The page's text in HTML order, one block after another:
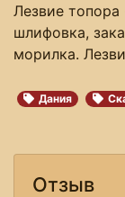
Лезвие
шлифовка,
морилка.
Дания
Отзыв